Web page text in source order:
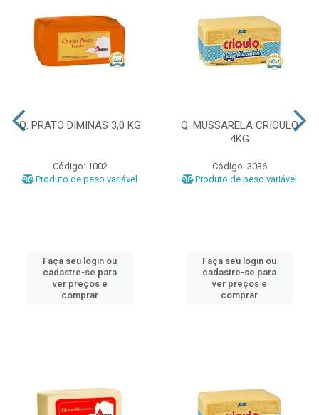
Q. PRATO DIMINAS 3,0 KG
Código: 1002
Produto de peso variável
Faça seu login ou
cadastre-se para
ver preços e
comprar
Q. MUSSARELA CRIOULO
4KG
Código: 3036
Produto de peso variável
Faça seu login ou
cadastre-se para
ver preços e
comprar